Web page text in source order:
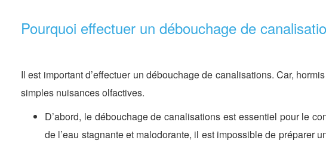
Pourquoi effectuer un débouchage de
Il est important d’effectuer un débouchage de canalisations. Car,
simples nuisances olfactives.
D’abord, le débouchage de canalisations est essentiel pour le
de l’eau stagnante et malodorante, il est impossible de préparer